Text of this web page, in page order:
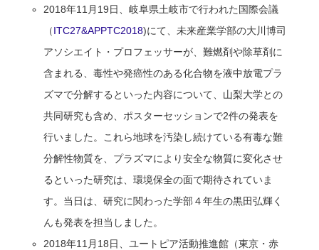
2018年11月19日、岐阜県土岐市で行われた国際会議
（ITC27&APPTC2018)にて、未来産業学部の大川博司
アソシエイト・プロフェッサーが、難燃剤や除草剤に
含まれる、毒性や発癌性のある化合物を液中放電プラ
ズマで分解するといった内容について、山梨大学との
共同研究も含め、ポスターセッションで2件の発表を
行いました。これら地球を汚染し続けている有毒な難
分解性物質を、プラズマにより安全な物質に変化させ
るといった研究は、環境保全の面で期待されていま
す。当日は、研究に関わった学部４年生の黒田弘輝く
んも発表を担当しました。
2018年11月18日、ユートピア活動推進館（東京・赤